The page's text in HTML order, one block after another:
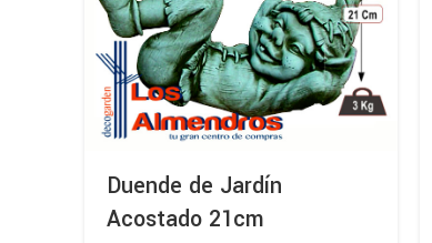
Duende de Jardín
Acostado 21cm